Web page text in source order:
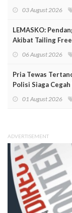
03 August 2026
LEMASKO:
Akibat Tailing
06 August 2026
Pria Tewas
Polisi Siaga
01 August 2026
ADVERTISEMENT